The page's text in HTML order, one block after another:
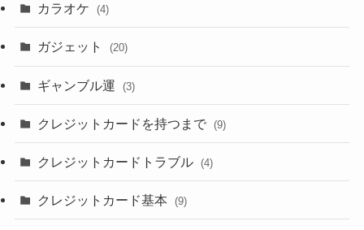
カラオケ (4)
ガジェット (20)
ギャンブル運 (3)
クレジットカードを持つまで (9)
クレジットカードトラブル (4)
クレジットカード基本 (9)